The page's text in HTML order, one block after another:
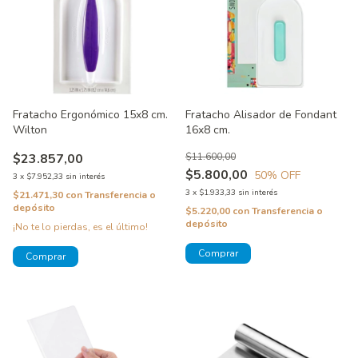
Fratacho Ergonómico 15x8 cm.
Wilton
$23.857,00
3 x $7.952,33 sin interés
$21.471,30 conTransferencia o
depósito
¡No te lo pierdas, es el último!
Fratacho Alisador de Fondant
16x8 cm.
$5.800,00
$11.600,00
50% OFF
3 x $1.933,33 sin interés
$5.220,00 conTransferencia o
depósito